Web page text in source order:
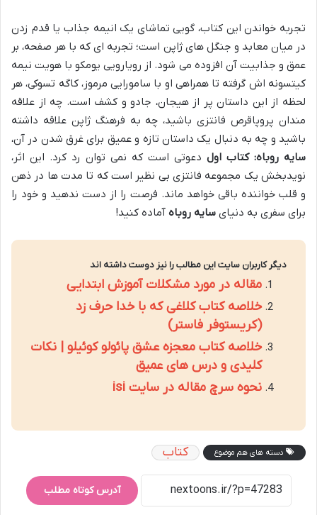
تجربه خواندن این کتاب، گویی تماشای یک انیمه جذاب یا قدم زدن
در میان معابد و جنگل های ژاپن است؛ تجربه ای که با هر صفحه، بر
عمق و جذابیت آن افزوده می شود. از رویارویی یومکو با هویت نیمه
کیتسونه اش گرفته تا همراهی او با سامورایی مرموز، کاگه تسوکی، هر
لحظه از این داستان پر از هیجان، جادو و کشف است. چه از علاقه
مندان پروپاقرص فانتزی باشید، چه به فرهنگ ژاپن علاقه داشته
باشید و چه به دنبال یک داستان تازه و عمیق برای غرق شدن در آن،
سایه روباه: کتاب اول دعوتی است که نمی توان رد کرد. این اثر،
نویدبخش یک مجموعه فانتزی بی نظیر است که تا مدت ها در ذهن
و قلب خواننده باقی خواهد ماند. فرصت را از دست ندهید و خود را
برای سفری به دنیای سایه روباه آماده کنید!
دیگر کاربران سایت این مطالب را نیز دوست داشته اند
مقاله در مورد مشکلات آموزش ابتدایی
خلاصه کتاب کلاغی که با خدا حرف زد
(کریستوفر فاستر)
خلاصه کتاب معجزه عشق پائولو کوئیلو | نکات
کلیدی و درس های عمیق
نحوه سرچ مقاله در سایت isi
دسته های هم موضوع کتاب
آدرس کوتاه مطلب